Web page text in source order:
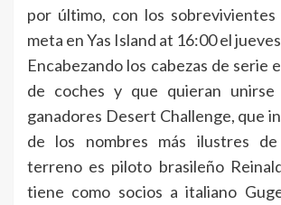
por último, con los
meta en Yas Island at 16:00 el
Encabezando los cabezas de serie
de coches y que quieran
ganadores Desert Challenge, que
de los nombres más ilustres
terreno es piloto brasileño
tiene como socios a italiano